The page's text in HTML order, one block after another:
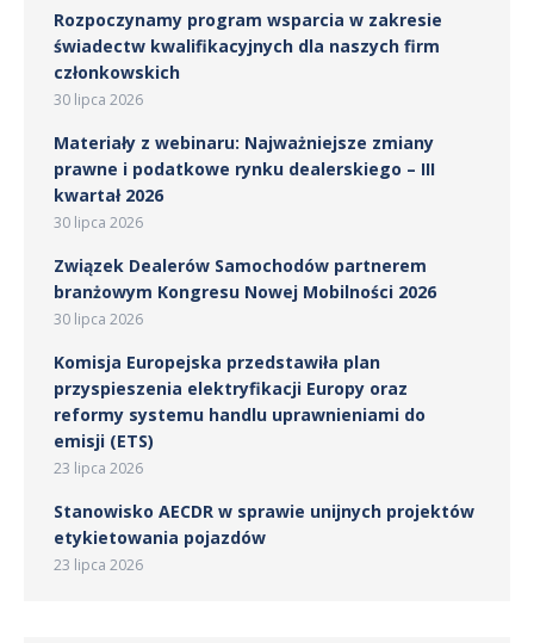
Rozpoczynamy program wsparcia w zakresie
świadectw kwalifikacyjnych dla naszych firm
członkowskich
30 lipca 2026
Materiały z webinaru: Najważniejsze zmiany
prawne i podatkowe rynku dealerskiego – III
kwartał 2026
30 lipca 2026
Związek Dealerów Samochodów partnerem
branżowym Kongresu Nowej Mobilności 2026
30 lipca 2026
Komisja Europejska przedstawiła plan
przyspieszenia elektryfikacji Europy oraz
reformy systemu handlu uprawnieniami do
emisji (ETS)
23 lipca 2026
Stanowisko AECDR w sprawie unijnych projektów
etykietowania pojazdów
23 lipca 2026